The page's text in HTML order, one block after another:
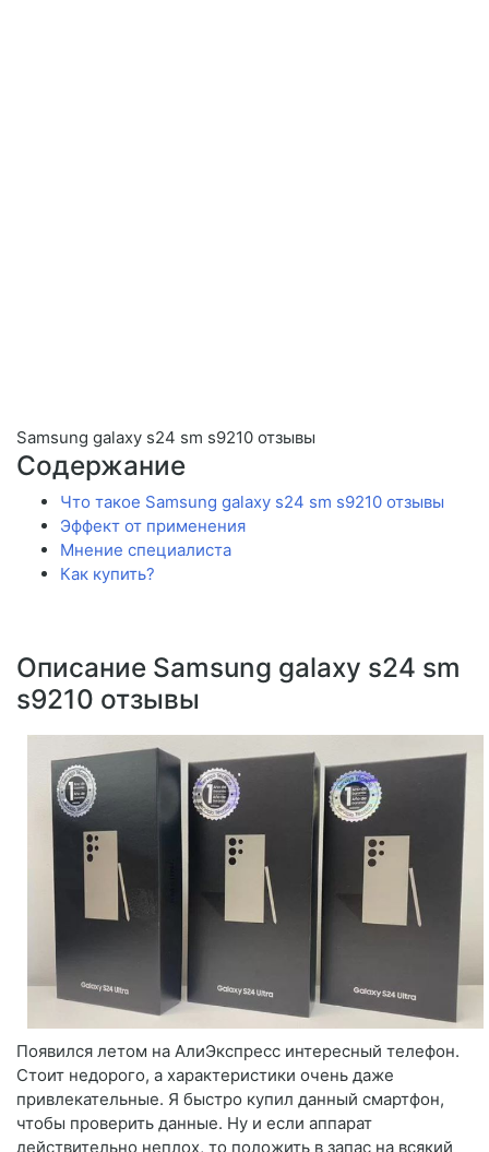
Samsung galaxy s24 sm s9210 отзывы
Содержание
Что такое Samsung galaxy s24 sm s9210 отзывы
Эффект от применения
Мнение специалиста
Как купить?
Описание Samsung galaxy s24 sm
s9210 отзывы
Появился летом на АлиЭкспресс интересный телефон.
Стоит недорого, а характеристики очень даже
привлекательные. Я быстро купил данный смартфон,
чтобы проверить данные. Ну и если аппарат
действительно неплох, то положить в запас на всякий